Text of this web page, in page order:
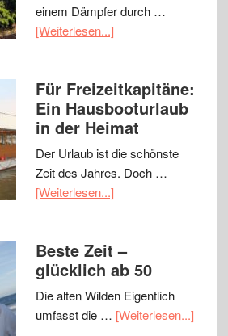
einem Dämpfer durch …
[Weiterlesen...]
Für Freizeitkapitäne:
Ein Hausbooturlaub
in der Heimat
Der Urlaub ist die schönste
Zeit des Jahres. Doch …
[Weiterlesen...]
Beste Zeit –
glücklich ab 50
Die alten Wilden Eigentlich
umfasst die … [Weiterlesen...]